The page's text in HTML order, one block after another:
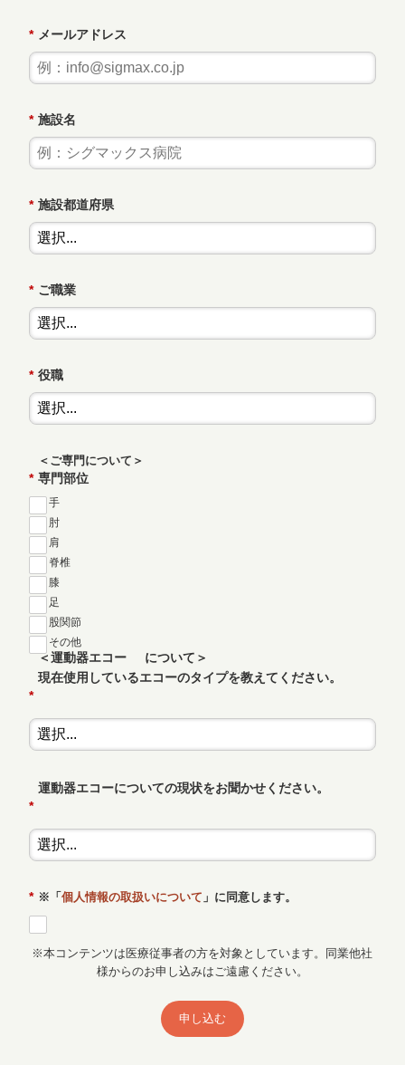
* メールアドレス
* 施設名
* 施設都道府県
* ご職業
* 役職
＜ご専門について＞
* 専門部位
手
肘
肩
脊椎
膝
足
股関節
その他
＜運動器エコー
について＞
現在使用しているエコーのタイプを教えてください。
*
運動器エコーについての現状をお聞かせください。
*
* ※「個人情報の取扱いについて 」に同意します。
※本コンテンツは医療従事者の方を対象としています。同業他社
様からのお申し込みはご遠慮ください。
申し込む